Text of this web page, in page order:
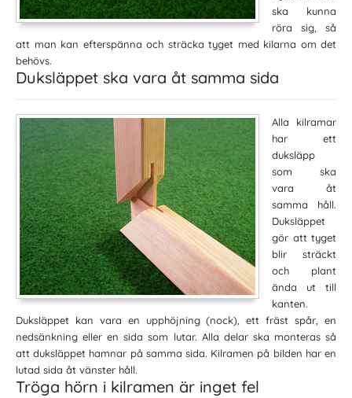
ska kunna
röra sig, så
att man kan efterspänna och sträcka tyget med kilarna om det
behövs.
Duksläppet ska vara åt samma sida
Alla kilramar
har ett
duksläpp
som ska
vara åt
samma håll.
Duksläppet
gör att tyget
blir sträckt
och plant
ända ut till
kanten.
Duksläppet kan vara en upphöjning (nock), ett fräst spår, en
nedsänkning eller en sida som lutar. Alla delar ska monteras så
att duksläppet hamnar på samma sida. Kilramen på bilden har en
lutad sida åt vänster håll.
Tröga hörn i kilramen är inget fel